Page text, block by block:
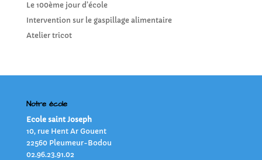
Le 100ème jour d’école
Intervention sur le gaspillage alimentaire
Atelier tricot
Notre école
Ecole saint Joseph
10, rue Hent Ar Gouent
22560 Pleumeur-Bodou
02.96.23.91.02